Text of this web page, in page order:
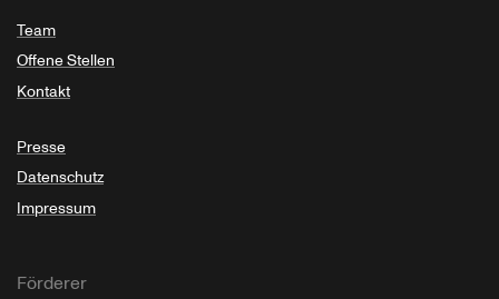
Team
Offene Stellen
Kontakt
Presse
Datenschutz
Impressum
Förderer